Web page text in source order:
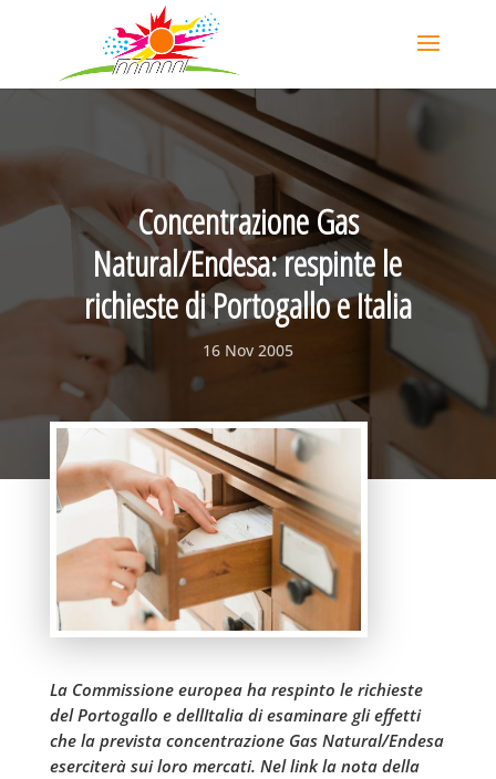
Concentrazione Gas
Natural/Endesa: respinte le
richieste di Portogallo e Italia
16 Nov 2005
La Commissione europea ha respinto le richieste
del Portogallo e dellItalia di esaminare gli effetti
che la prevista concentrazione Gas Natural/Endesa
eserciterà sui loro mercati. Nel link la nota della